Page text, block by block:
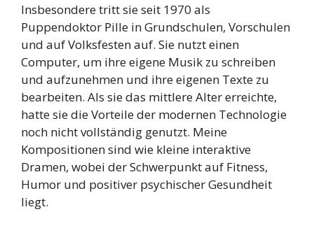
Insbesondere tritt sie seit 1970 als
Puppendoktor Pille in Grundschulen, Vorschulen
und auf Volksfesten auf. Sie nutzt einen
Computer, um ihre eigene Musik zu schreiben
und aufzunehmen und ihre eigenen Texte zu
bearbeiten. Als sie das mittlere Alter erreichte,
hatte sie die Vorteile der modernen Technologie
noch nicht vollständig genutzt. Meine
Kompositionen sind wie kleine interaktive
Dramen, wobei der Schwerpunkt auf Fitness,
Humor und positiver psychischer Gesundheit
liegt.